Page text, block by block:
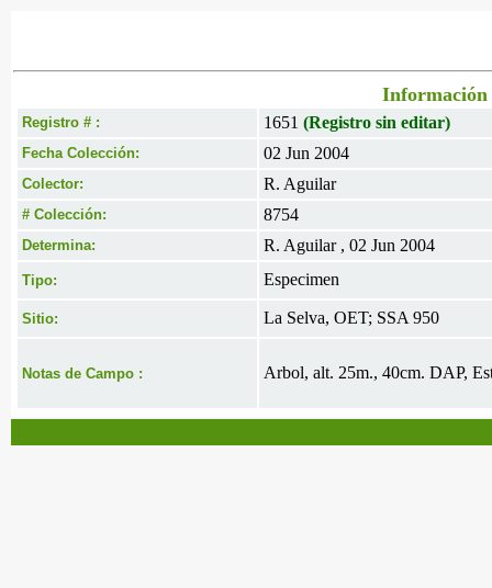
Información
Registro # : 1651 (Registro sin editar)
Fecha Colección: 02 Jun 2004
Colector: R. Aguilar
# Colección: 8754
Determina: R. Aguilar , 02 Jun 2004
Tipo: Especimen
Sitio: La Selva, OET; SSA 950
Notas de Campo : Arbol, alt. 25m., 40cm. DAP,